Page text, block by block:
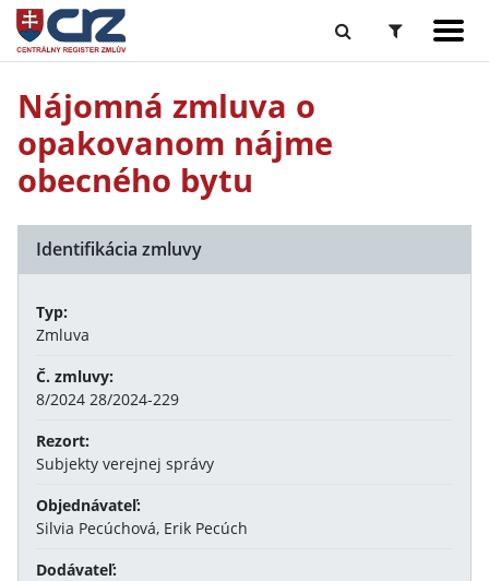
Nájomná zmluva o
opakovanom nájme
obecného bytu
Identifikácia zmluvy
Typ:
Zmluva
Č. zmluvy:
8/2024 28/2024-229
Rezort:
Subjekty verejnej správy
Objednávateľ:
Silvia Pecúchová, Erik Pecúch
Dodávateľ: